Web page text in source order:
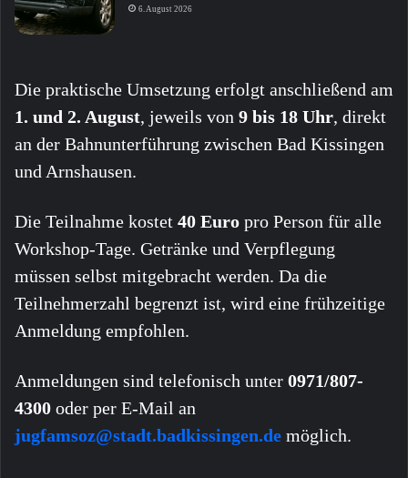
6. August 2026
Die praktische Umsetzung erfolgt anschließend am
1. und 2. August, jeweils von 9 bis 18 Uhr, direkt
an der Bahnunterführung zwischen Bad Kissingen
und Arnshausen.
Die Teilnahme kostet 40 Euro pro Person für alle
Workshop-Tage. Getränke und Verpflegung
müssen selbst mitgebracht werden. Da die
Teilnehmerzahl begrenzt ist, wird eine frühzeitige
Anmeldung empfohlen.
Anmeldungen sind telefonisch unter 0971/807-
4300 oder per E-Mail an
jugfamsoz@stadt.badkissingen.de möglich.